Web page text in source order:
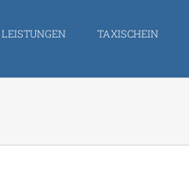
LEISTUNGEN TAXISCHEIN